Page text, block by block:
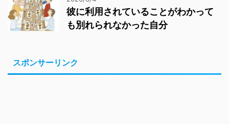
彼に利用されていることがわかって
も別れられなかった自分
スポンサーリンク